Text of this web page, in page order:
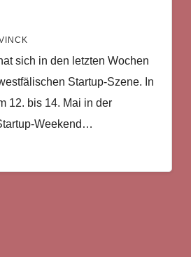
sich in den letzten Wochen
Startup-Szene. In
12. bis 14. Mai in der
Weekend…